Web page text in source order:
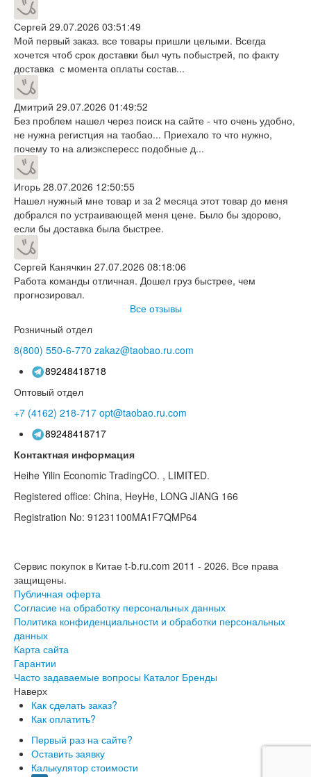
Сергей 29.07.2026 03:51:49
Мой первый заказ. все товары пришли целыми. Всегда
хочется чтоб срок доставки был чуть побыстрей, по факту
доставка с момента оплаты состав...
Дмитрий 29.07.2026 01:49:52
Без проблем нашел через поиск на сайте - что очень удобно,
не нужна регистция на таобао... Приехало то что нужно,
почему то на алиэкспересс подобные д...
Игорь 28.07.2026 12:50:55
Нашел нужный мне товар и за 2 месяца этот товар до меня
добрался по устраивающей меня цене. Было бы здорово,
если бы доставка была быстрее.
Сергей Канячкин 27.07.2026 08:18:06
Работа команды отличная. Дошел груз быстрее, чем
прогнозировал.
Все отзывы
Розничный отдел
8(800) 550-6-770 zakaz@taobao.ru.com
89248418718
Оптовый отдел
+7 (4162) 218-717 opt@taobao.ru.com
89248418717
Контактная информация
Heihe Yilin Economic TradingCO. , LIMITED.
Registered office: China, HeyHe, LONG JIANG 166
Registration No: 91231100MA1F7QMP64
Сервис покупок в Китае t-b.ru.com 2011 - 2026. Все права
защищены.
Публичная оферта
Согласие на обработку персональных данных
Политика конфиденциальности и обработки персональных
данных
Карта сайта
Гарантии
Часто задаваемые вопросы Каталог Бренды
Наверх
Как сделать заказ?
Как оплатить?
Первый раз на сайте?
Оставить заявку
Калькулятор стоимости